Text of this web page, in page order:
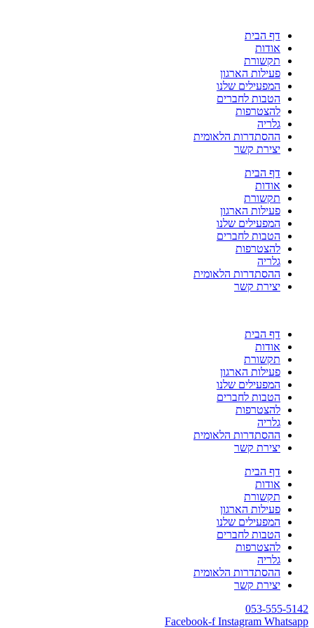
דף הבית
אודות
תקשורת
פעילות הארגון
המפעילים שלנו
הטבות לחברים
להצטרפות
גלריה
ההסתדרות הלאומית
יצירת קשר
דף הבית
אודות
תקשורת
פעילות הארגון
המפעילים שלנו
הטבות לחברים
להצטרפות
גלריה
ההסתדרות הלאומית
יצירת קשר
דף הבית
אודות
תקשורת
פעילות הארגון
המפעילים שלנו
הטבות לחברים
להצטרפות
גלריה
ההסתדרות הלאומית
יצירת קשר
דף הבית
אודות
תקשורת
פעילות הארגון
המפעילים שלנו
הטבות לחברים
להצטרפות
גלריה
ההסתדרות הלאומית
יצירת קשר
053-555-5142
Facebook-f Instagram Whatsapp